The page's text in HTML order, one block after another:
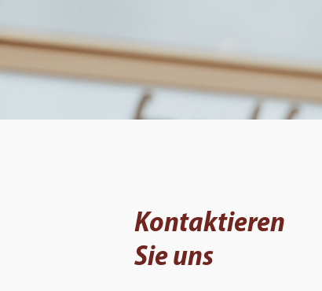
Kontaktieren
Sie uns